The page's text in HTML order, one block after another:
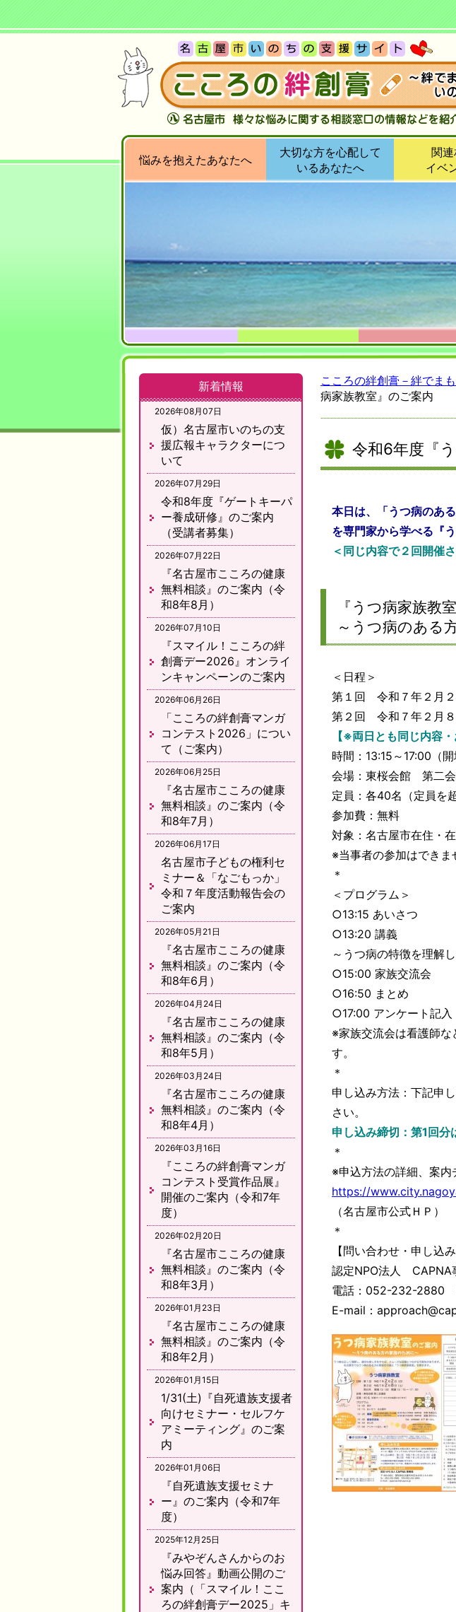
悩みを抱えたあなたへ
大切な方を心配して
いるあなたへ
関
イベ
こころの絆創膏－絆でま
病家族教室』のご案内
令和6年度『
本日は、「うつ病のあ
を専門家から学べる『
＜同じ内容で２回開催
『うつ病家族教室
～うつ病のある
＜日程＞
第１回 令和７年２月２
第２回 令和７年２月８
【※両日とも同じ内容
時間：13:15～17:00（開
会場：東桜会館 第二会
定員：各40名（定員を
参加費：無料
対象：名古屋市在住・
※当事者の参加はできま
＊
＜プログラム＞
○13:15 あいさつ
○13:20 講義
～うつ病の特徴を理解
○15:00 家族交流会
○16:50 まとめ
○17:00 アンケート記入
※家族交流会は看護師
す。
＊
申し込み方法：下記申
さい。
申し込み締切：第1回
＊
※申込方法の詳細、案内
https://
（名古屋市公式ＨＰ）
＊
【問い合わせ・申し込み
認定NPO法人 CAPNA
電話：052-232-2880
E-mail：
新着情報
2026年08月07日
仮）名古屋市いのちの支
援広報キャラクターにつ
いて
2026年07月29日
令和8年度『ゲートキーパ
ー養成研修』のご案内
（受講者募集）
2026年07月22日
『名古屋市こころの健康
無料相談』のご案内（令
和8年8月）
2026年07月10日
『スマイル！こころの絆
創膏デー2026』オンライ
ンキャンペーンのご案内
2026年06月26日
「こころの絆創膏マンガ
コンテスト2026」につい
て（ご案内）
2026年06月25日
『名古屋市こころの健康
無料相談』のご案内（令
和8年7月）
2026年06月17日
名古屋市子どもの権利セ
ミナー＆「なごもっか」
令和７年度活動報告会の
ご案内
2026年05月21日
『名古屋市こころの健康
無料相談』のご案内（令
和8年6月）
2026年04月24日
『名古屋市こころの健康
無料相談』のご案内（令
和8年5月）
2026年03月24日
『名古屋市こころの健康
無料相談』のご案内（令
和8年4月）
2026年03月16日
『こころの絆創膏マンガ
コンテスト受賞作品展』
開催のご案内（令和7年
度）
2026年02月20日
『名古屋市こころの健康
無料相談』のご案内（令
和8年3月）
2026年01月23日
『名古屋市こころの健康
無料相談』のご案内（令
和8年2月）
2026年01月15日
1/31(土)『自死遺族支援者
向けセミナー・セルフケ
アミーティング』のご案
内
2026年01月06日
『自死遺族支援セミナ
ー』のご案内（令和7年
度）
2025年12月25日
『みやぞんさんからのお
悩み回答』動画公開のご
案内（「スマイル！ここ
ろの絆創膏デー2025」キ